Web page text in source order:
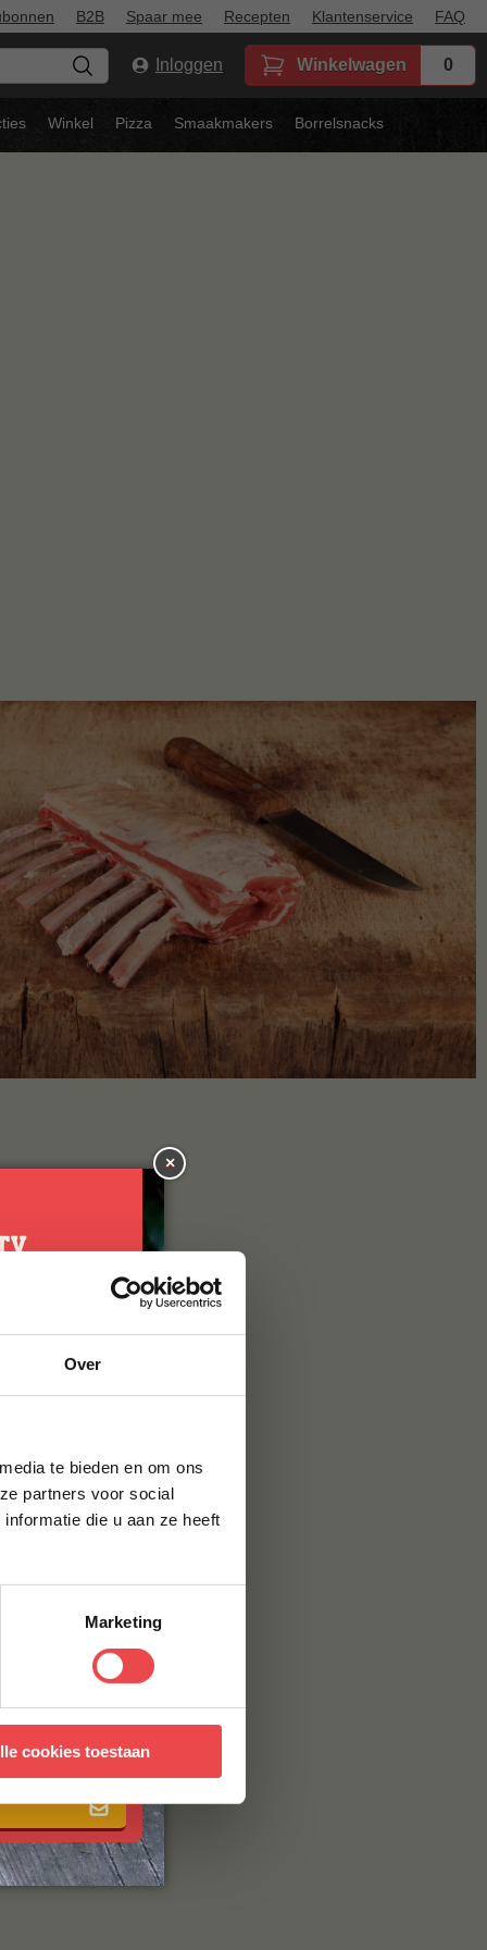
Over
te bieden en om ons
partners voor social
die u aan ze heeft
Marketing
cookies toestaan
B2B Spaar mee Recepten Klantenservice FAQ
Inloggen Winkelwagen 0
Winkel Pizza Smaakmakers Borrelsnacks
×